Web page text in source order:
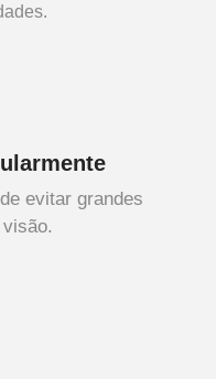
evitar grandes